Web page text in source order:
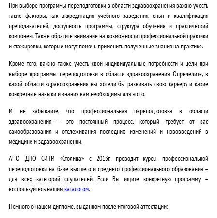
При выборе программы переподготовки в области здравоохранения важно учесть
такие факторы, как аккредитация учебного заведения, опыт и квалификация
преподавателей, доступность программы, структура обучения и практический
компонент. Также обратите внимание на возможности профессиональной практики
и стажировки, которые могут помочь применить полученные знания на практике.
Кроме того, важно также учесть свои индивидуальные потребности и цели при
выборе программы переподготовки в области здравоохранения. Определите, в
какой области здравоохранения вы хотели бы развивать свою карьеру и какие
конкретные навыки и знания вам необходимы для этого.
И не забывайте, что профессиональная переподготовка в области
здравоохранения – это постоянный процесс, который требует от вас
самообразования и отслеживания последних изменений и нововведений в
медицине и здравоохранении.
АНО ДПО СИТИ «Столица» c 2013г. проводит курсы профессиональной
переподготовки на базе высшего и среднего-профессионального образования –
для всех категорий слушателей. Если Вы ищите конкретную программу –
воспользуйтесь нашимкаталогом.
Немного о нашем дипломе, выданном после итоговой аттестации: